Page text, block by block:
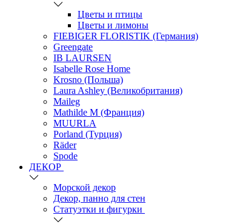
Цветы и птицы
Цветы и лимоны
FIEBIGER FLORISTIK (Германия)
Greengate
IB LAURSEN
Isabelle Rose Home
Krosno (Польша)
Laura Ashley (Великобритания)
Maileg
Mathilde M (Франция)
MUURLA
Porland (Турция)
Räder
Spode
ДЕКОР
Морской декор
Декор, панно для стен
Статуэтки и фигурки